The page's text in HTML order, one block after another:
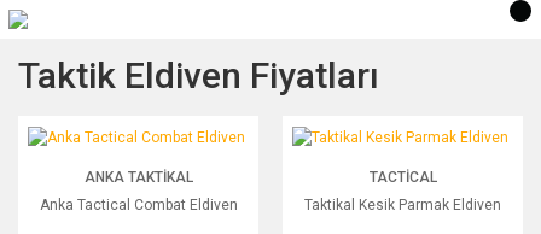
Taktik Eldiven Fiyatları
Anka Tactical Combat Eldiven
ANKA TAKTIKAL
Anka Tactical Combat Eldiven
Taktikal Kesik Parmak Eldiven
TACTICAL
Taktikal Kesik Parmak Eldiven